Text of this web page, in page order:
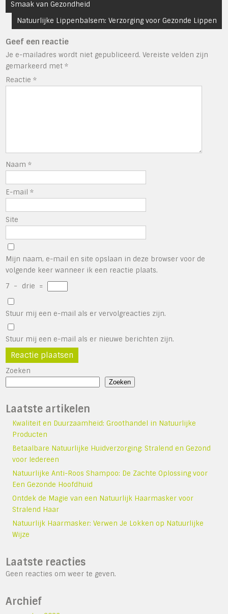
navigatie
Smaak van Gezondheid
Natuurlijke Lippenbalsem: Verzorging voor Gezonde Lippen
Geef een reactie
Je e-mailadres wordt niet gepubliceerd. Vereiste velden zijn
gemarkeerd met*
Reactie*
Naam*
E-mail*
Site
Mijn naam, e-mail en site opslaan in deze browser voor de
volgende keer wanneer ik een reactie plaats.
7 − drie =
Stuur mij een e-mail als er vervolgreacties zijn.
Stuur mij een e-mail als er nieuwe berichten zijn.
Zoeken
Zoeken
Laatste artikelen
Kwaliteit en Duurzaamheid: Groothandel in Natuurlijke
Producten
Betaalbare Natuurlijke Huidverzorging: Stralend en Gezond
voor Iedereen
Natuurlijke Anti-Roos Shampoo: De Zachte Oplossing voor
Een Gezonde Hoofdhuid
Ontdek de Magie van een Natuurlijk Haarmasker voor
Stralend Haar
Natuurlijk Haarmasker: Verwen Je Lokken op Natuurlijke
Wijze
Laatste reacties
Geen reacties om weer te geven.
Archief